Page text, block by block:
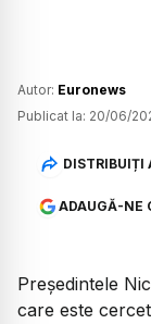
Autor: Euronews
Publicat la: 20/06/
DISTRIBUIȚI
ADAUGĂ-NE
Președintele
care este